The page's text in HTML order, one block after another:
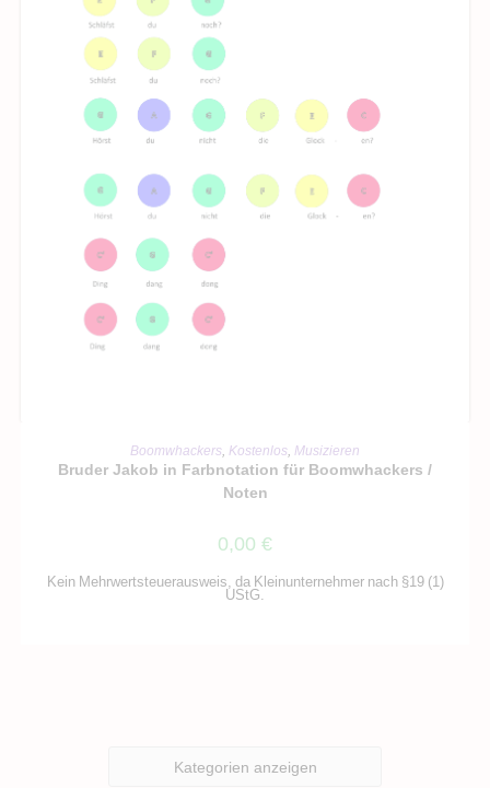
IN DEN WARENKORB
Boomwhackers, Kostenlos, Musizieren
Bruder Jakob in Farbnotation für Boomwhackers /
Noten
0,00 €
Kein Mehrwertsteuerausweis, da Kleinunternehmer nach §19 (1)
UStG.
Kategorien anzeigen